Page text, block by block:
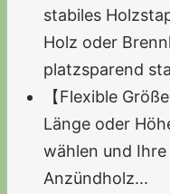
stabiles
Holz oder
platzsparend
【Flexible
Länge oder
wählen und
Anzündholz...